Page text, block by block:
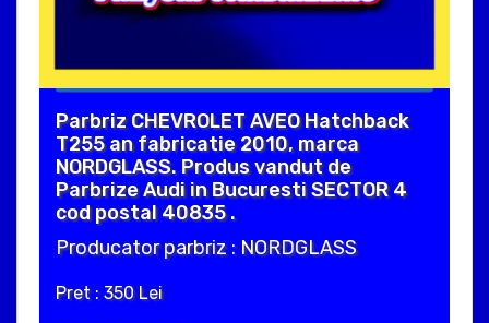
Parbriz CHEVROLET AVEO Hatchback
T255 an fabricatie 2010, marca
NORDGLASS. Produs vandut de
Parbrize Audi in Bucuresti SECTOR 4
cod postal 40835 .
Producator parbriz : NORDGLASS
Pret : 350 Lei